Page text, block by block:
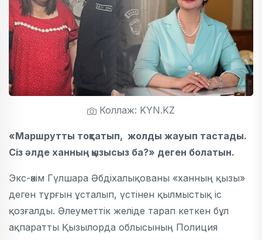
Коллаж: KYN.KZ
«Маршрутты тоқтатып, жолды жауып тастады.
Сіз әлде ханның қызысыз ба?» деген болатын.
Экс-әкім Гүлшара Әбдіхалықованы «ханның қызы»
деген тұрғын ұсталып, үстінен қылмыстық іс
қозғалды. Әлеуметтік желіде тарап кеткен бұл
ақпаратты Қызылорда облысының Полиция